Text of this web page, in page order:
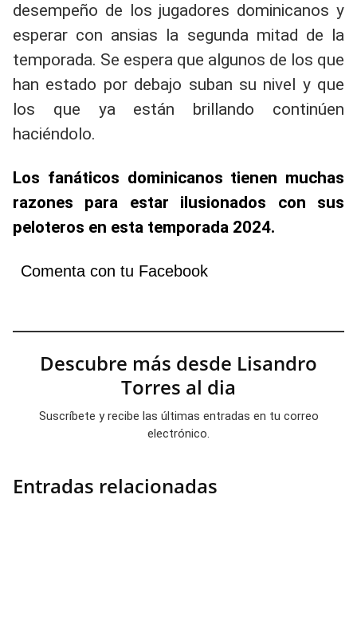
desempeño de los jugadores dominicanos y
esperar con ansias la segunda mitad de la
temporada. Se espera que algunos de los que
han estado por debajo suban su nivel y que
los que ya están brillando continúen
haciéndolo.
Los fanáticos dominicanos tienen muchas
razones para estar ilusionados con sus
peloteros en esta temporada 2024.
Comenta con tu Facebook
Descubre más desde Lisandro
Torres al dia
Suscríbete y recibe las últimas entradas en tu correo
electrónico.
Entradas relacionadas